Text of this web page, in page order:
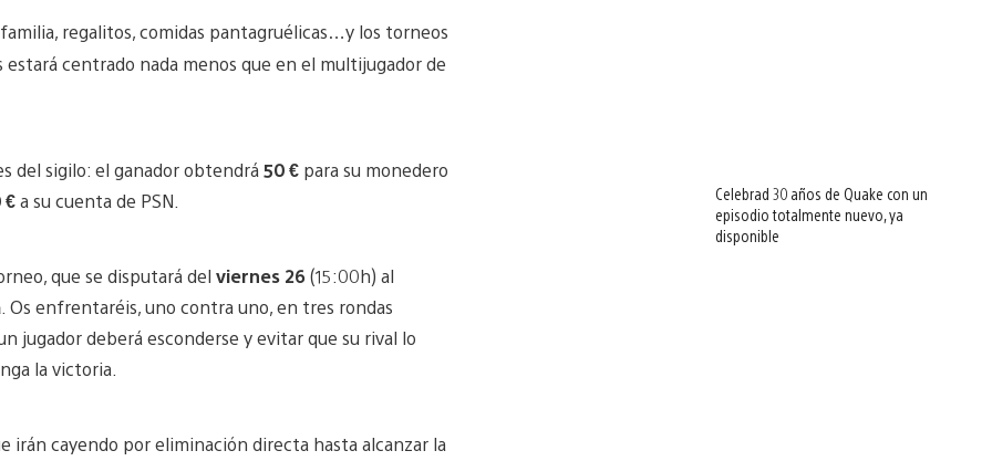
regalitos, comidas pantagruélicas…y los torneos
estará centrado nada menos que en el multijugador de
del sigilo: el ganador obtendrá 50 € para su monedero
€a su cuenta de PSN.
que se disputará del viernes 26 (15:00h) al
. Os enfrentaréis, uno contra uno, en tres rondas
jugador deberá esconderse y evitar que su rival lo
la victoria.
irán cayendo por eliminación directa hasta alcanzar la
Celebrad 30 años de Quake con un
episodio totalmente nuevo, ya
disponible